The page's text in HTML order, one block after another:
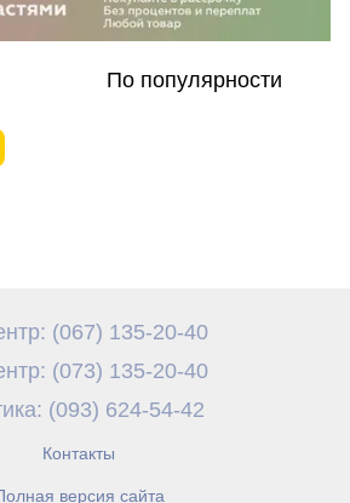
По популярности
(067) 135-20-40
(073) 135-20-40
(093) 624-54-42
Контакты
версия сайта